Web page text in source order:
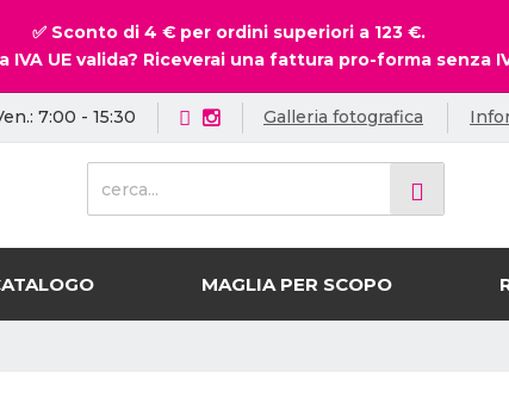
✅ Sconto di 4 € per ordini superiori a 123 €.
IVA UE valida? Riceverai una fattura pro-forma senza
7:00 - 15:30 Galleria fotografica
c
a
MAGLIA PER SCOPO